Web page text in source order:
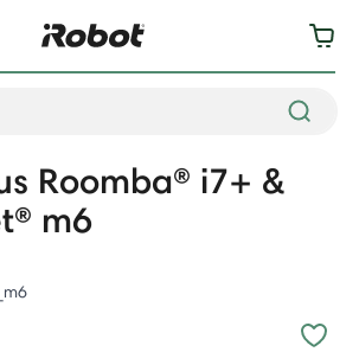
Roomba® i7+ &
m6